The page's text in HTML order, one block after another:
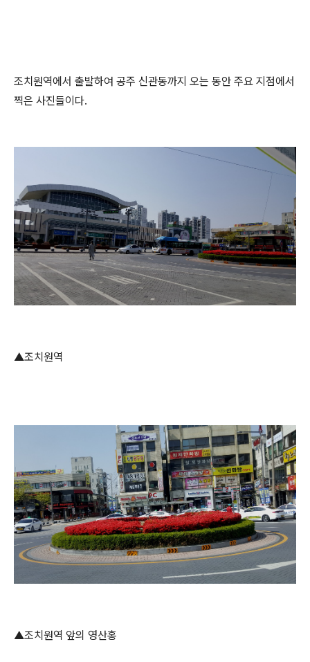
조치원역에서 출발하여 공주 신관동까지 오는 동안 주요 지점에서
찍은 사진들이다.
▲조치원역
▲조치원역 앞의 영산홍